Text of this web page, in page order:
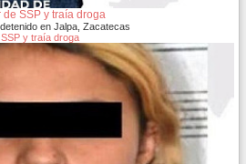
SSP y traía droga
en Jalpa, Zacatecas
y traía droga